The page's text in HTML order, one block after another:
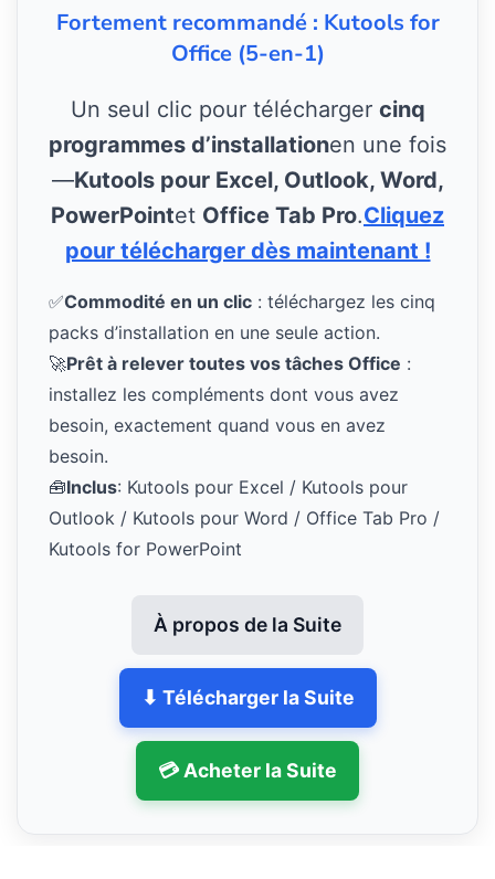
Fortement recommandé : Kutools for
Office (5-en-1)
Un seul clic pour télécharger cinq
programmes d’installationen une fois
—Kutools pour Excel, Outlook, Word,
PowerPointet Office Tab Pro.Cliquez
pour télécharger dès maintenant !
✅Commodité en un clic : téléchargez les cinq
packs d’installation en une seule action.
🚀Prêt à relever toutes vos tâches Office :
installez les compléments dont vous avez
besoin, exactement quand vous en avez
besoin.
🧰Inclus: Kutools pour Excel / Kutools pour
Outlook / Kutools pour Word / Office Tab Pro /
Kutools for PowerPoint
À propos de la Suite
⬇ Télécharger la Suite
💳 Acheter la Suite